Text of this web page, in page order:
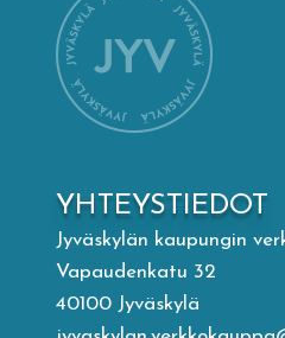
Visit Jyvaskyla Region
Valon Kaupunki
Lasten Lysti & LystiKylä-
Ohje
YHTEYSTIEDOT
Jyväskylän kaupungin
Vapaudenkatu 32
40100 Jyväskylä